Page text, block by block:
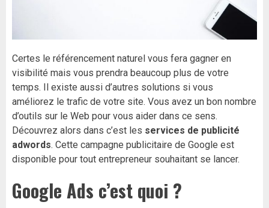
Certes le référencement naturel vous fera gagner en
visibilité mais vous prendra beaucoup plus de votre
temps. Il existe aussi d’autres solutions si vous
améliorez le trafic de votre site. Vous avez un bon nombre
d’outils sur le Web pour vous aider dans ce sens.
Découvrez alors dans c’est les services de publicité
adwords. Cette campagne publicitaire de Google est
disponible pour tout entrepreneur souhaitant se lancer.
Google Ads c’est quoi ?